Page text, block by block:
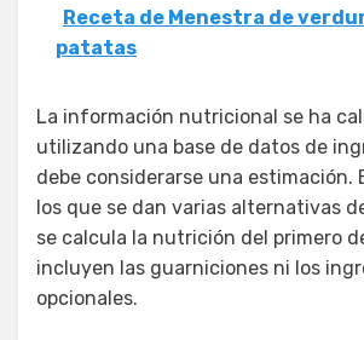
Receta de Menestra de
patatas
La información nutricional se ha
utilizando una base de datos de
debe considerarse una estimación.
los que se dan varias alternativas
se calcula la nutrición del primero
incluyen las guarniciones ni los
opcionales.